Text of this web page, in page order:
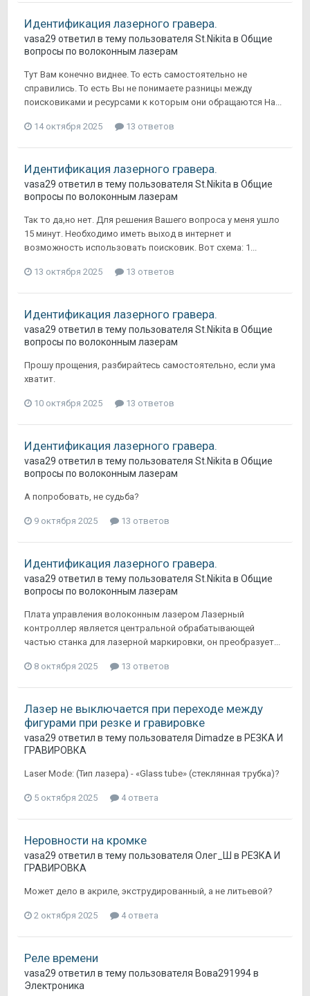
Идентификация лазерного гравера.
vasa29 ответил в тему пользователя St.Nikita в Общие
вопросы по волоконным лазерам
Тут Вам конечно виднее. То есть самостоятельно не
справились. То есть Вы не понимаете разницы между
поисковиками и ресурсами к которым они обращаются На...
14 октября 2025 13 ответов
Идентификация лазерного гравера.
vasa29 ответил в тему пользователя St.Nikita в Общие
вопросы по волоконным лазерам
Так то да,но нет. Для решения Вашего вопроса у меня ушло
15 минут. Необходимо иметь выход в интернет и
возможность использовать поисковик. Вот схема: 1...
13 октября 2025 13 ответов
Идентификация лазерного гравера.
vasa29 ответил в тему пользователя St.Nikita в Общие
вопросы по волоконным лазерам
Прошу прощения, разбирайтесь самостоятельно, если ума
хватит.
10 октября 2025 13 ответов
Идентификация лазерного гравера.
vasa29 ответил в тему пользователя St.Nikita в Общие
вопросы по волоконным лазерам
А попробовать, не судьба?
9 октября 2025 13 ответов
Идентификация лазерного гравера.
vasa29 ответил в тему пользователя St.Nikita в Общие
вопросы по волоконным лазерам
Плата управления волоконным лазером Лазерный
контроллер является центральной обрабатывающей
частью станка для лазерной маркировки, он преобразует...
8 октября 2025 13 ответов
Лазер не выключается при переходе между
фигурами при резке и гравировке
vasa29 ответил в тему пользователя Dimadze в РЕЗКА И
ГРАВИРОВКА
Laser Mode: (Тип лазера) - «Glass tube» (стеклянная трубка)?
5 октября 2025 4 ответа
Неровности на кромке
vasa29 ответил в тему пользователя Олег_Ш в РЕЗКА И
ГРАВИРОВКА
Может дело в акриле, экструдированный, а не литьевой?
2 октября 2025 4 ответа
Реле времени
vasa29 ответил в тему пользователя Вова291994в
Электроника